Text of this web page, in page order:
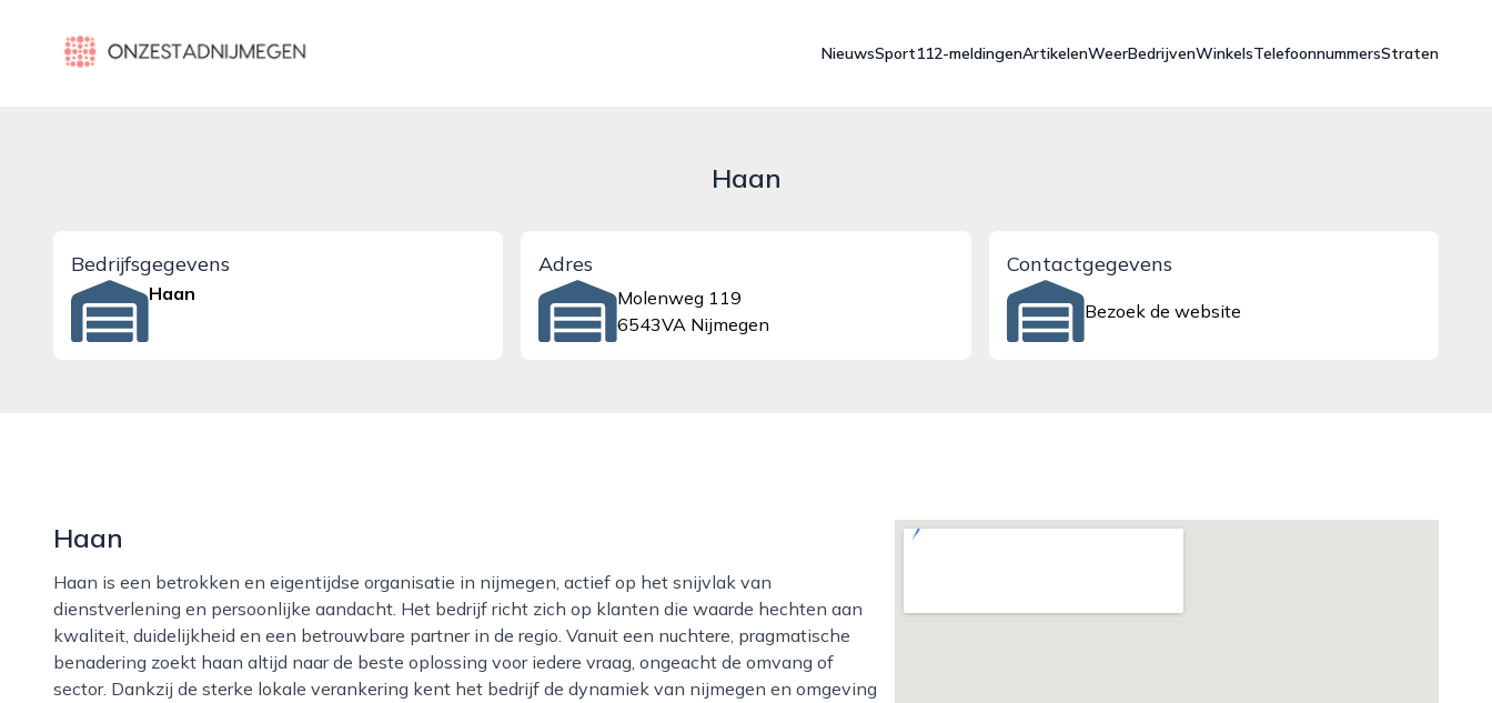
onzestadnijmegen.nl
NieuwsSport112-meldingenArtikelenWeerBedrijvenWinkelsTelefoonnummersStraten
Haan
Bedrijfsgegevens
Haan
Adres
Molenweg 119
6543VA Nijmegen
Contactgegevens
Bezoek de website
Haan
Haan is een betrokken en eigentijdse organisatie in nijmegen, actief op het snijvlak van
dienstverlening en persoonlijke aandacht. Het bedrijf richt zich op klanten die waarde hechten aan
kwaliteit, duidelijkheid en een betrouwbare partner in de regio. Vanuit een nuchtere, pragmatische
benadering zoekt haan altijd naar de beste oplossing voor iedere vraag, ongeacht de omvang of
sector. Dankzij de sterke lokale verankering kent het bedrijf de dynamiek van nijmegen en omgeving